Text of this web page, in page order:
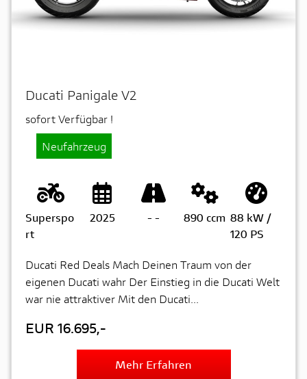
Ducati Panigale V2
sofort Verfügbar !
Neufahrzeug
Superspo
rt
2025 - - 890 ccm 88 kW /
120 PS
Ducati Red Deals Mach Deinen Traum von der
eigenen Ducati wahr Der Einstieg in die Ducati Welt
war nie attraktiver Mit den Ducati...
EUR 16.695,-
Mehr Erfahren